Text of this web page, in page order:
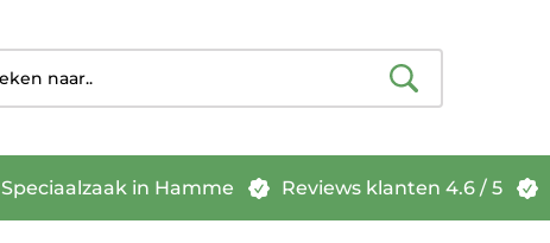
Speciaalzaak in Hamme Reviews klanten 4.6 / 5